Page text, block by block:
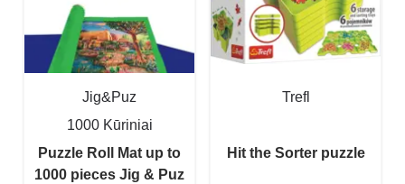
Jig&Puz
1000 Kūriniai
Puzzle Roll Mat up to
1000 pieces Jig & Puz
Trefl
Hit the Sorter puzzle